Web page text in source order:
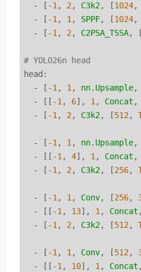
-
[ -1, 2, C3k2, [1024
-
[ -1, 1, SPPF, [1024,
-
[ -1, 2, C2PSA_TSSA, [
# YOLO26n head
head:
-
[ -1, 1, nn.Upsample,
-
[[ -1, 6], 1, Concat ,
-
[ -1, 2, C3k2, [512,
- [ -1, 1, nn.Upsample,
-
[[ -1, 4], 1, Concat ,
-
[ -1, 2, C3k2, [256,
- [ -1, 1, Conv, [256,
-
[[ -1, 13], 1, Concat
-
[ -1, 2, C3k2, [512,
- [ -1, 1, Conv, [512,
-
[[ -1, 10], 1, Concat